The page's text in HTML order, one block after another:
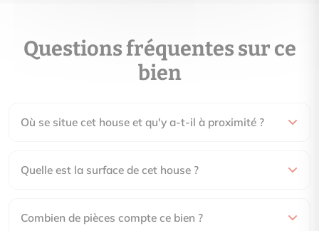
Questions fréquentes sur ce
bien
Où se situe cet house et qu'y a-t-il à proximité ?
Quelle est la surface de cet house ?
Combien de pièces compte ce bien ?